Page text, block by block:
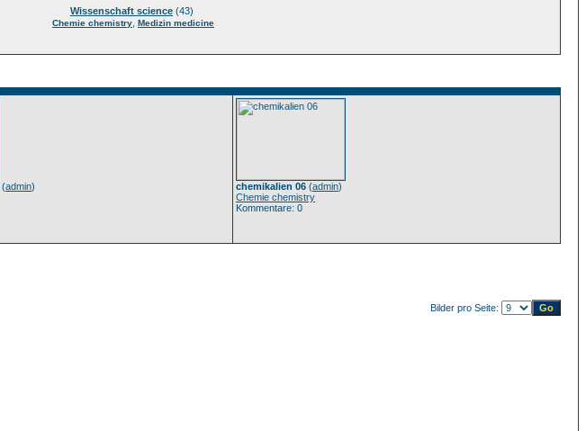
Wissenschaft science (43)
Chemie chemistry Medizin medicine
(admin)
chemikalien 06 (admin)
Chemie chemistry
Kommentare: 0
Bilder pro Seite: